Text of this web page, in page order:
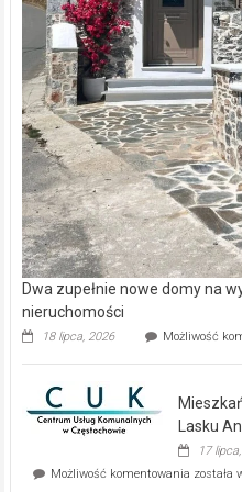
17
Możliwość komentowania
wybiorą
nazwy
alejek
w
Lasku
została
Wybrane inwestycje
kupić mieszkanie?
20 maja, 2026